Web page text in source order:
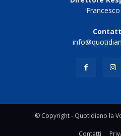
© Copyright - Quotidiano la
Contatti